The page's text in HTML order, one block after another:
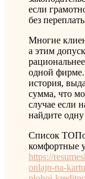
если
без
Многие
а этим
одной фирме.
история,
сумма, что
случае если
найдите
Список
комфортные
https://
onlajn-na-